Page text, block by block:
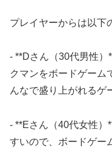
プレイヤーからは以下
- **Dさん（30代男性）
クマンをボードゲーム
んなで盛り上がれるゲ
- **Eさん（40代女性）
すいので、ボードゲー